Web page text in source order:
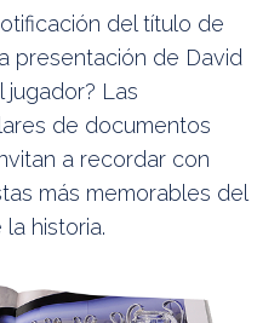
del título de
presentación de David
jugador? Las
de documentos
a recordar con
más memorables del
historia.